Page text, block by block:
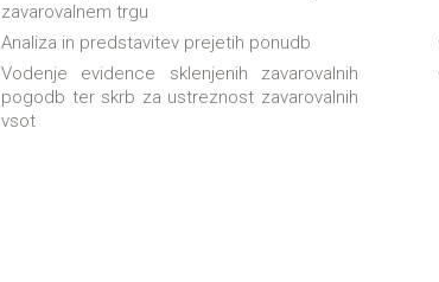
zavarovalnem trgu
Analiza in predstavitev prejetih ponudb
Vodenje evidence sklenjenih zavarovalnih
pogodb ter skrb za ustreznost zavarovalnih
vsot